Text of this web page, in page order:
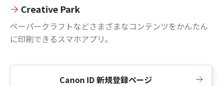
Creative Park
ペーパークラフトなどさまざまなコンテンツをかんたん
に印刷できるスマホアプリ。
Canon ID 新規登録ページ